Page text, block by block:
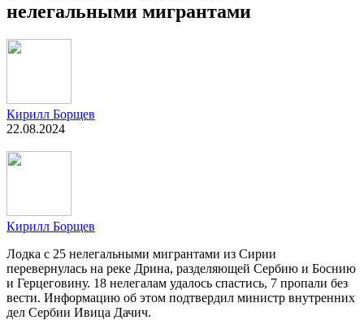
нелегальными мигрантами
Кирилл Борщев
22.08.2024
Кирилл Борщев
Лодка с 25 нелегальными мигрантами из Сирии
перевернулась на реке Дрина, разделяющей Сербию и Боснию
и Герцеговину. 18 нелегалам удалось спастись, 7 пропали без
вести. Информацию об этом подтвердил министр внутренних
дел Сербии Ивица Дачич.